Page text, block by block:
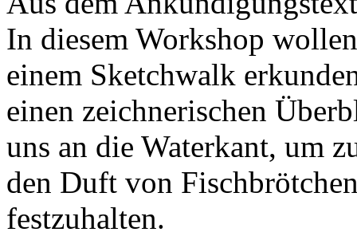
In diesem Workshop
einem Sketchwalk
einen zeichnerischen
uns an die Waterkant, um
den Duft von
festzuhalten.